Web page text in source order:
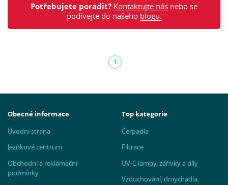
Potřebujete poradit? Kontaktujte nás nebo se
podívejte do našeho blogu.
1(aktuální)
Obecné informace
Úvodní strana
Jezírkové centrum
Obchodní a reklamační
podmínky
Top kategorie
Čerpadla
Filtrace
UV-C lampy, zářivky a díly
Vzduchování, dmychadla,